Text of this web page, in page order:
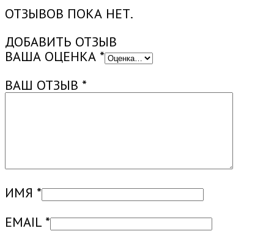
ОТЗЫВОВ ПОКА НЕТ.
ДОБАВИТЬ ОТЗЫВ
ВАША ОЦЕНКА *
ВАШ ОТЗЫВ *
ИМЯ *
EMAIL *